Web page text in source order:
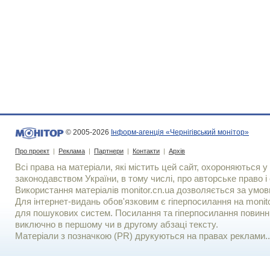
© 2005-2026 Інформ-агенція «Чернігівський монітор»
Про проект | Реклама | Партнери | Контакти | Архів
Всі права на матеріали, які містить цей сайт, охороняються у
законодавством України, в тому числі, про авторське право і
Використання матерiалiв monitor.cn.ua дозволяється за
Для iнтернет-видань обов'язковим є гiперпосилання на
для пошукових систем. Посилання та гіперпосилання
виключно в першому чи в другому абзаці тексту.
Матеріали з позначкою (PR) друкуються на правах реклами..